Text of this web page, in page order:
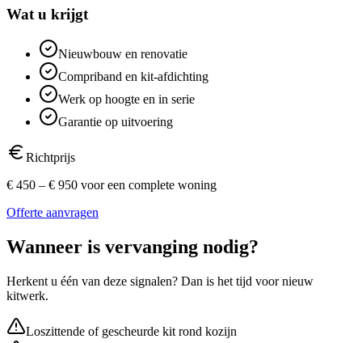
Wat u krijgt
Nieuwbouw en renovatie
Compriband en kit-afdichting
Werk op hoogte en in serie
Garantie op uitvoering
Richtprijs
€ 450 – € 950 voor een complete woning
Offerte aanvragen
Wanneer is vervanging nodig?
Herkent u één van deze signalen? Dan is het tijd voor nieuw
kitwerk.
Loszittende of gescheurde kit rond kozijn